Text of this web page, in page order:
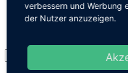
Impressum
Datenschutz
verbessern und Werbung
der Nutzer anzuzeigen.